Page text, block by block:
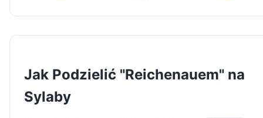
Jak Podzielić "Reichenauem" na
Sylaby